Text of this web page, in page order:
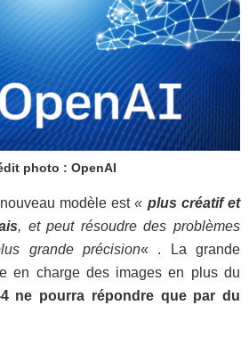
photo : OpenAI
modèle est« plus créatif et
, et peut résoudre des problèmes
grande précision« . La grande
en charge des images en plus du
4 ne pourra répondre que par du